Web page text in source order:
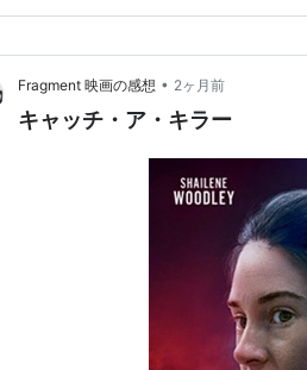
Fragment 映画の感想 • 2ヶ月前
キャッチ・ア・キラー